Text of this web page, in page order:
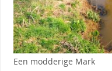
Een modderige Mark